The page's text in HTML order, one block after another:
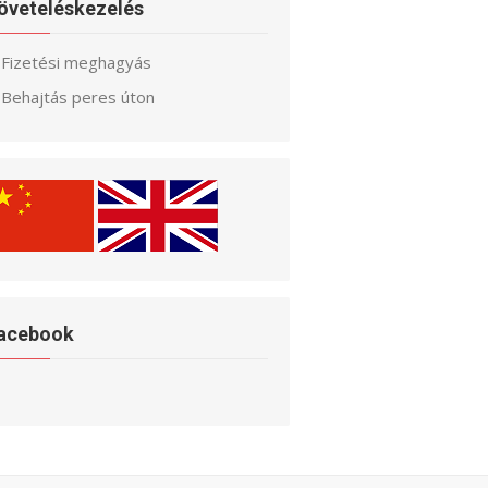
Fizetési meghagyás
Behajtás peres úton